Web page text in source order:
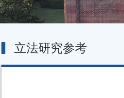
立法研究参考